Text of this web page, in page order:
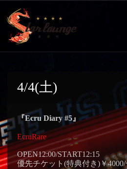
4/4(土)
『Ecru Diary #5』
EcruRare
OPEN12:00/START12:15
優先チケット(特典付き)￥